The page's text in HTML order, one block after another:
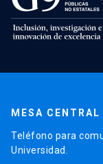
MESA CENTRAL
Teléfono para
Universidad.